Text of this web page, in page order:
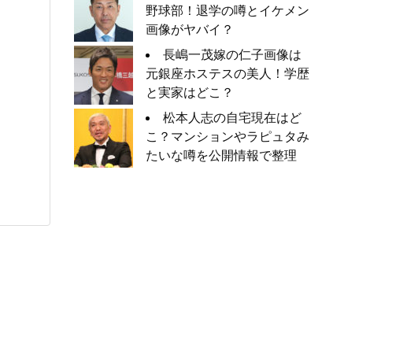
野球部！退学の噂とイケメン
画像がヤバイ？
長嶋一茂嫁の仁子画像は
元銀座ホステスの美人！学歴
と実家はどこ？
松本人志の自宅現在はど
こ？マンションやラピュタみ
たいな噂を公開情報で整理